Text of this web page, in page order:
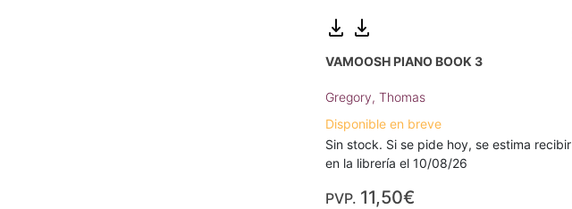
VAMOOSH PIANO BOOK 3
Gregory, Thomas
Disponible en breve
Sin stock. Si se pide hoy, se estima recibir
en la librería el 10/08/26
PVP. 11,50€